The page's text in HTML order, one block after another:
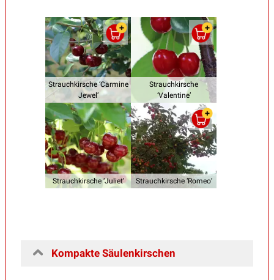
Strauchkirsche ‘Carmine
Jewel’
Strauchkirsche
‘Valentine’
Strauchkirsche ‘Juliet’ Strauchkirsche ‘Romeo’
Kompakte Säulenkirschen